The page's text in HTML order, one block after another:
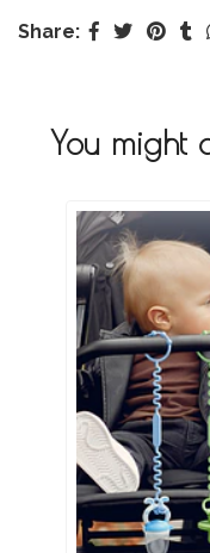
Share:
You might